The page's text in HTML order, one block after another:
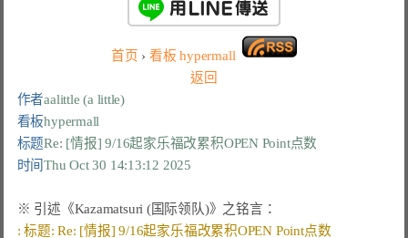
首页 › 看板hypermall
返回
作者aalittle (a little)
看板hypermall
标题Re: [情报] 9/16起家乐福改累积OPEN Point点数
时间Thu Oct 30 14:13:12 2025